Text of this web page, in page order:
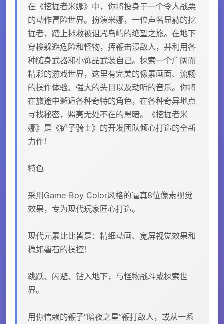
在《挖掘者米娜》中，你将投身于一个令人战栗
的动作冒险世界。扮演米娜，一位声名显赫的挖
掘者，踏上拯救被诅咒岛屿的绝望之旅。在地下
穿梭躲避危险和怪物，挥鞭击溃敌人，并利用各
种随身武器和小饰品武装自己。探索一个广阔而
精彩的游戏世界，这里有完美的像素画面、流畅
的操作体验、强大的头目以及动听的音乐。你将
在旅途中邂逅各种奇特的角色，在各种奇异地点
寻找秘密，照亮无处不在的黑暗。《挖掘者米
娜》是《铲子骑士》的开发团队倾心打造的全新
力作！
特色
采用Game Boy Color风格的逼真8位像素视觉
效果，专为现代玩家匠心打造。
现代元素比比皆是：精细动画、宽屏视觉效果和
稳如磐石的操控！
跳跃、闪避、钻入地下，与怪物战斗或探索世
界。
用你信赖的鞭子“暗夜之星”鞭打敌人，或从一系